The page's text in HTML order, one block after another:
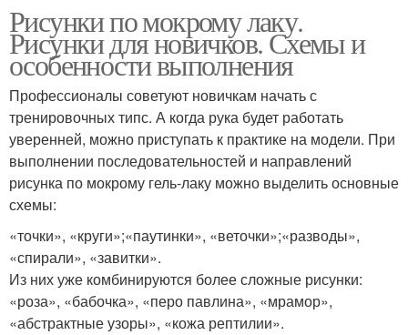
Рисунки по мокрому лаку.
Рисунки для новичков. Схемы и
особенности выполнения
Профессионалы советуют новичкам начать с
тренировочных типс. А когда рука будет работать
уверенней, можно приступать к практике на модели. При
выполнении последовательностей и направлений
рисунка по мокрому гель-лаку можно выделить основные
схемы:
«точки», «круги»;«паутинки», «веточки»;«разводы»,
«спирали», «завитки».
Из них уже комбинируются более сложные рисунки:
«роза», «бабочка», «перо павлина», «мрамор»,
«абстрактные узоры», «кожа рептилии».